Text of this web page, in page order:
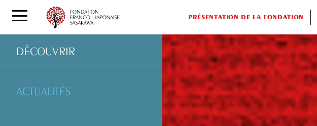
PRÉSENTATION DE LA FONDATION
DÉCOUVRIR
ACTUALITÉS